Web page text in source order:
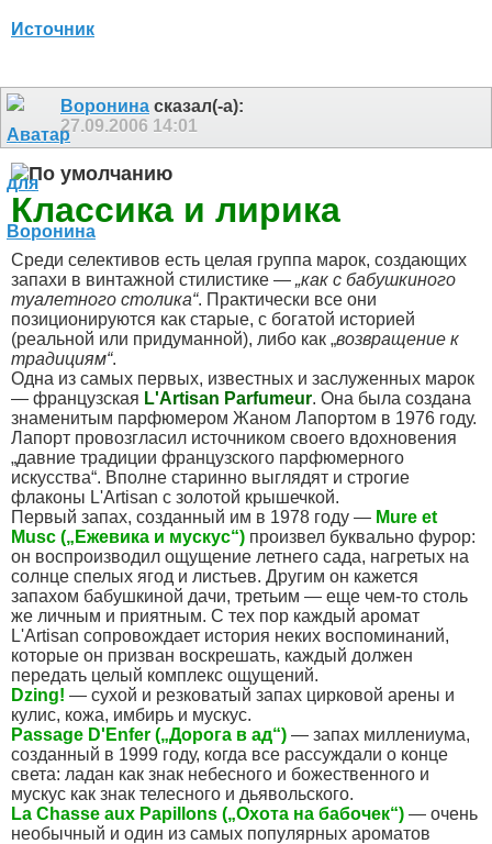
Источник
Воронина сказал(-а):
27.09.2006 14:01
Классика и лирика
Среди селективов есть целая группа марок, создающих
запахи в винтажной стилистике — „как с бабушкиного
туалетного столика“. Практически все они
позиционируются как старые, с богатой историей
(реальной или придуманной), либо как „возвращение к
традициям“.
Одна из самых первых, известных и заслуженных марок
— французская L'Artisan Parfumeur. Она была создана
знаменитым парфюмером Жаном Лапортом в 1976 году.
Лапорт провозгласил источником своего вдохновения
„давние традиции французского парфюмерного
искусства“. Вполне старинно выглядят и строгие
флаконы L'Artisan с золотой крышечкой.
Первый запах, созданный им в 1978 году — Mure et
Musc („Ежевика и мускус“) произвел буквально фурор:
он воспроизводил ощущение летнего сада, нагретых на
солнце спелых ягод и листьев. Другим он кажется
запахом бабушкиной дачи, третьим — еще чем-то столь
же личным и приятным. С тех пор каждый аромат
L'Artisan сопровождает история неких воспоминаний,
которые он призван воскрешать, каждый должен
передать целый комплекс ощущений.
Dzing! — сухой и резковатый запах цирковой арены и
кулис, кожа, имбирь и мускус.
Passage D'Enfer („Дорога в ад“) — запах миллениума,
созданный в 1999 году, когда все рассуждали о конце
света: ладан как знак небесного и божественного и
мускус как знак телесного и дьявольского.
La Chasse aux Papillons („Охота на бабочек“) — очень
необычный и один из самых популярных ароматов